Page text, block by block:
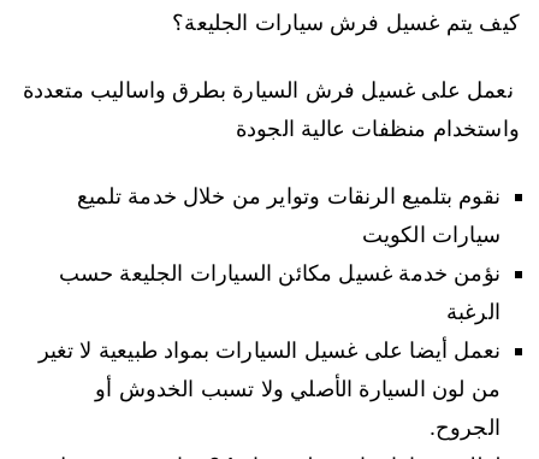
كيف يتم غسيل فرش سيارات الجليعة؟
نعمل على غسيل فرش السيارة بطرق واساليب متعددة
واستخدام منظفات عالية الجودة
نقوم بتلميع الرنقات وتواير من خلال خدمة تلميع
سيارات الكويت
نؤمن خدمة غسيل مكائن السيارات الجليعة حسب
الرغبة
نعمل أيضا على غسيل السيارات بمواد طبيعية لا تغير
من لون السيارة الأصلي ولا تسبب الخدوش أو
الجروح.